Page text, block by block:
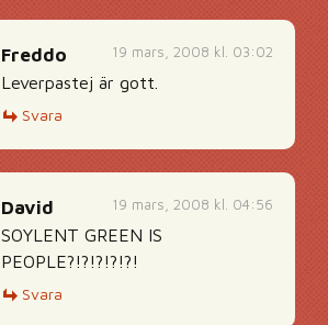
19 mars, 2008 kl. 03:02
Freddo
Leverpastej är gott.
Svara
19 mars, 2008 kl. 04:56
David
SOYLENT GREEN IS
PEOPLE?!?!?!?!?!
Svara